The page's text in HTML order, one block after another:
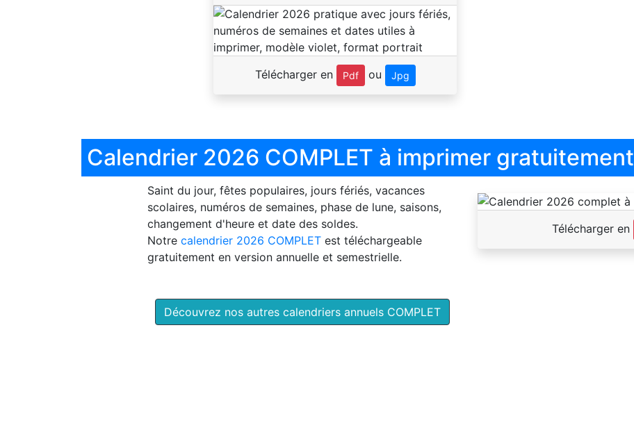
Télécharger en Pdf ou Jpg
Calendrier 2026 COMPLET à imprimer gratuitement
Saint du jour, fêtes populaires, jours fériés, vacances
scolaires, numéros de semaines, phase de lune, saisons,
changement d'heure et date des soldes.
Notre calendrier 2026 COMPLET est téléchargeable
gratuitement en version annuelle et semestrielle.
Découvrez nos autres calendriers annuels COMPLET
Télécharger en